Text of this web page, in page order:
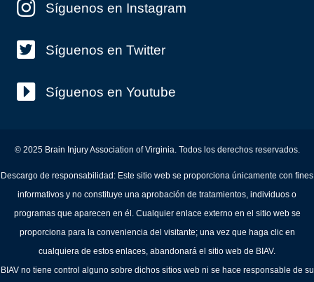
Síguenos en Instagram
Síguenos en Twitter
Síguenos en Youtube
© 2025 Brain Injury Association of Virginia. Todos los derechos reservados.
Descargo de responsabilidad: Este sitio web se proporciona únicamente con fines
informativos y no constituye una aprobación de tratamientos, individuos o
programas que aparecen en él. Cualquier enlace externo en el sitio web se
proporciona para la conveniencia del visitante; una vez que haga clic en
cualquiera de estos enlaces, abandonará el sitio web de BIAV.
BIAV no tiene control alguno sobre dichos sitios web ni se hace responsable de su